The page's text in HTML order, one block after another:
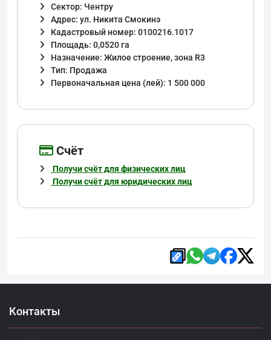
Сектор: Чентру
Адрес: ул. Никита Смокинэ
Кадастровый номер: 0100216.1017
Площадь: 0,0520 га
Назначение: Жилое строение, зона R3
Тип: Продажа
Первоначальная цена (лей): 1 500 000
Cчёт
Получи счёт для физических лиц
Получи счёт для юридических лиц
Контакты